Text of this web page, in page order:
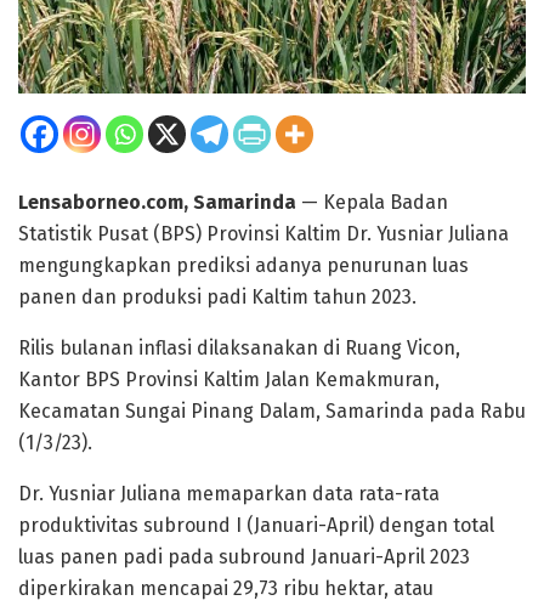
Lensaborneo.com, Samarinda — Kepala Badan
Statistik Pusat (BPS) Provinsi Kaltim Dr. Yusniar Juliana
mengungkapkan prediksi adanya penurunan luas
panen dan produksi padi Kaltim tahun 2023.
Rilis bulanan inflasi dilaksanakan di Ruang Vicon,
Kantor BPS Provinsi Kaltim Jalan Kemakmuran,
Kecamatan Sungai Pinang Dalam, Samarinda pada Rabu
(1/3/23).
Dr. Yusniar Juliana memaparkan data rata-rata
produktivitas subround I (Januari-April) dengan total
luas panen padi pada subround Januari-April 2023
diperkirakan mencapai 29,73 ribu hektar, atau